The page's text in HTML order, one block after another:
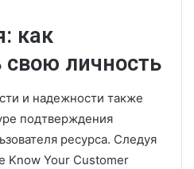
как
свою личность
и надежности также
подтверждения
ресурса. Следуя
Know Your Customer